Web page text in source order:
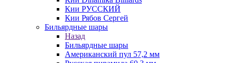
Кии РУССКИЙ
Кии Рябов Сергей
Бильярдные шары
Назад
Бильярдные шары
Американский пул 57,2 мм